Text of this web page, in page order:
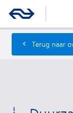
‹ Terug naar